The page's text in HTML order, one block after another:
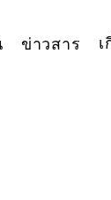
ข่าวสาร